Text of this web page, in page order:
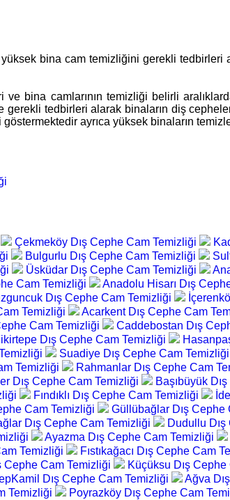
bina cam temizliğini gerekli
bina camlarının temizliği belirli
tedbirleri alarak binaların diş
ayrıca yüksek binaların
Çekmeköy Dış Cephe Cam Temizliği
Bulgurlu Dış Cephe Cam Temizliği
Üsküdar Dış Cephe Cam Temizliği
Cam Temizliği Anadolu Hisarı Dış
Dış Cephe Cam Temizliği
Temizliği Acarkent Dış Cephe Cam
Cam Temizliği Caddebostan Dış
Dış Cephe Cam Temizliği
Suadiye Dış Cephe Cam Temizliği
Temizliği Rahmanlar Dış Cephe Cam
Dış Cephe Cam Temizliği Başıbüyük
Fındıklı Dış Cephe Cam Temizliği
Cam Temizliği Güllübağlar Dış Cephe
Dış Cephe Cam Temizliği Dudullu
Ayazma Dış Cephe Cam Temizliği
Temizliği Fıstıkağacı Dış Cephe Cam
Cephe Cam Temizliği Küçüksu Dış
Dış Cephe Cam Temizliği Ağva
Temizliği Poyrazköy Dış Cephe Cam